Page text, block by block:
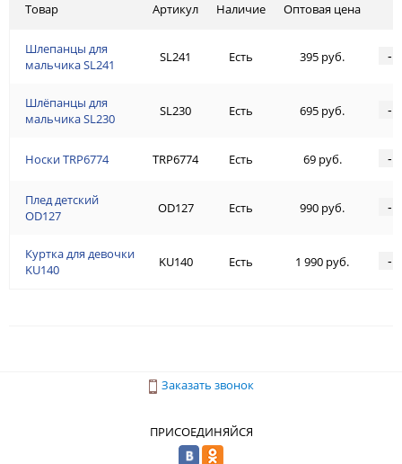
Товар
Шлепанцы для
мальчика SL241
Шлёпанцы для
мальчика SL230
Носки TRP6774
Плед детский
OD127
Куртка для девочки
KU140
Артикул Наличие Оптовая цена
SL241 Есть 395 руб. -
SL230 Есть 695 руб. -
TRP6774 Есть 69 руб. -
OD127 Есть 990 руб. -
KU140 Есть 1 990 руб. -
Заказать звонок
ПРИСОЕДИНЯЙСЯ